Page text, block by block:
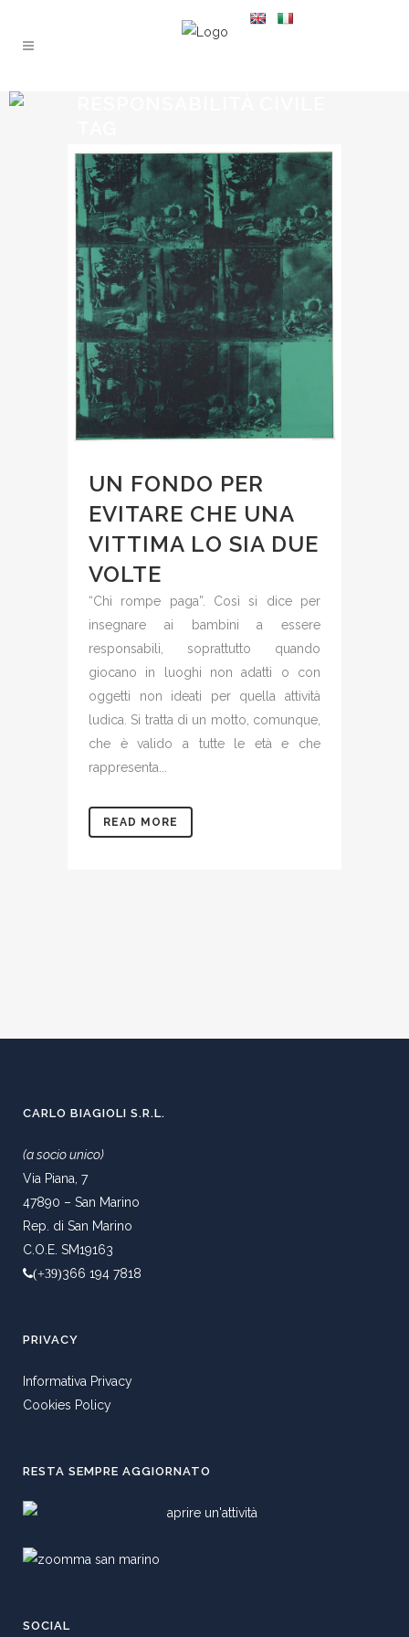
UN FONDO PER
EVITARE CHE UNA
VITTIMA LO SIA DUE
VOLTE
“Chi rompe paga”. Così si dice per
insegnare ai bambini a essere
responsabili, soprattutto quando
giocano in luoghi non adatti o con
oggetti non ideati per quella attività
ludica. Si tratta di un motto, comunque,
che è valido a tutte le età e che
rappresenta...
READ MORE
CARLO BIAGIOLI S.R.L.
(a socio unico)
Via Piana, 7
47890 – San Marino
Rep. di San Marino
C.O.E. SM19163
(+39)366 194 7818
PRIVACY
Informativa Privacy
Cookies Policy
RESTA SEMPRE AGGIORNATO
SOCIAL